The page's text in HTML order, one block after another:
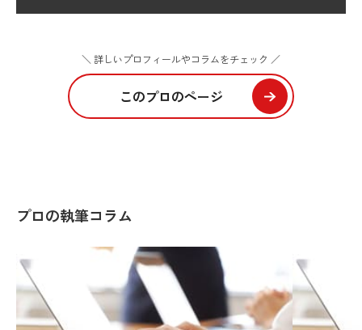
＼ 詳しいプロフィールやコラムをチェック ／
このプロのページ
プロの執筆コラム